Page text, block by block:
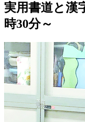
実用書道と
時30分～